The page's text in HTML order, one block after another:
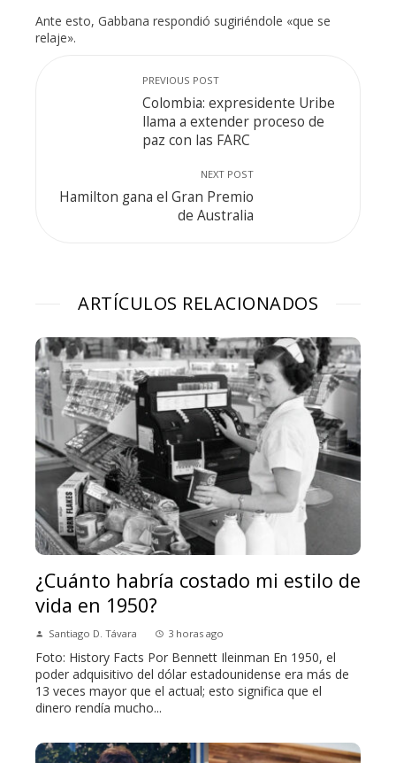
Ante esto, Gabbana respondió sugiriéndole «que se
relaje».
PREVIOUS POST
Colombia: expresidente Uribe
llama a extender proceso de
paz con las FARC
NEXT POST
Hamilton gana el Gran Premio
de Australia
ARTÍCULOS RELACIONADOS
¿Cuánto habría costado mi estilo de
vida en 1950?
Santiago D. Távara 3 horas ago
Foto: History Facts Por Bennett Ileinman En 1950, el
poder adquisitivo del dólar estadounidense era más de
13 veces mayor que el actual; esto significa que el
dinero rendía mucho...